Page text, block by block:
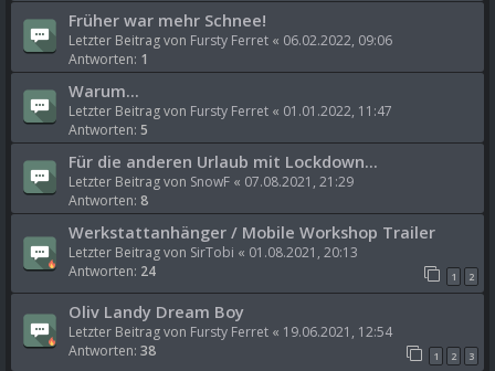
Früher war mehr Schnee!
Letzter Beitrag von Fursty Ferret « 06.02.2022, 09:06
Antworten: 1
Warum...
Letzter Beitrag von Fursty Ferret « 01.01.2022, 11:47
Antworten: 5
Für die anderen Urlaub mit Lockdown...
Letzter Beitrag von SnowF « 07.08.2021, 21:29
Antworten: 8
Werkstattanhänger / Mobile Workshop Trailer
Letzter Beitrag von SirTobi « 01.08.2021, 20:13
Antworten: 24 1 2
Oliv Landy Dream Boy
Letzter Beitrag von Fursty Ferret « 19.06.2021, 12:54
Antworten: 38 1 2 3